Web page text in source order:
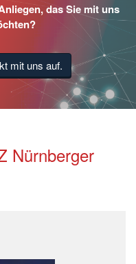
das Sie mit uns
mit uns auf.
Nürnberger